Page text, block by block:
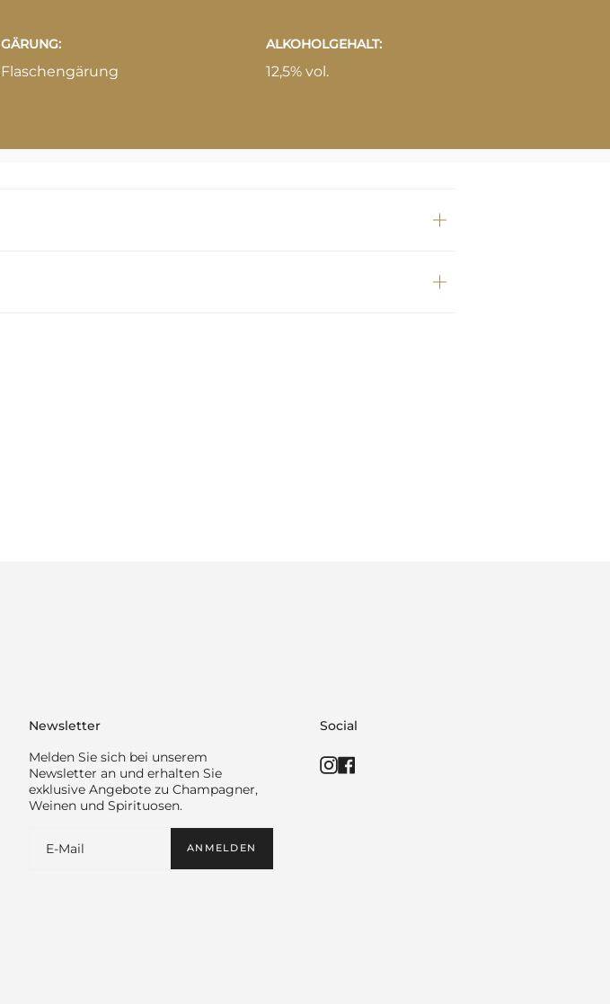
GÄRUNG:
Flaschengärung
ALKOHOLGEHALT:
12,5% vol.
Newsletter
Melden Sie sich bei unserem
Newsletter an und erhalten Sie
exklusive Angebote zu Champagner,
Weinen und Spirituosen.
ANMELDEN
Social
Instagram